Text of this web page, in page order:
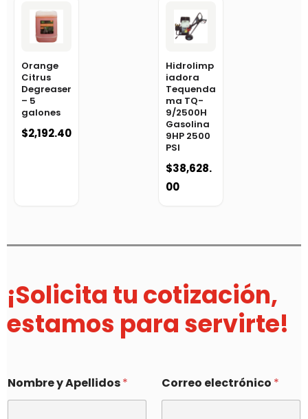
Orange
Citrus
Degreaser
– 5
galones
$2,192.40
Hidrolimp
iadora
Tequenda
ma TQ-
9/2500H
Gasolina
9HP 2500
PSI
$38,628.
00
¡Solicita tu cotización,
estamos para servirte!
Nombre y Apellidos* Correo electrónico *